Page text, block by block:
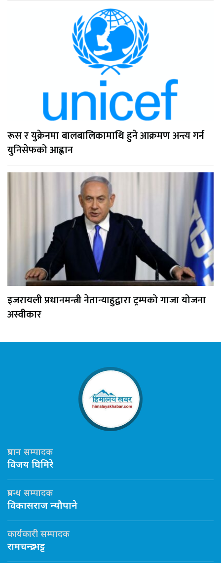
रूस र युक्रेनमा बालबालिकामाथि हुने आक्रमण अन्त्य गर्न
युनिसेफको आह्वान
इजरायली प्रधानमन्त्री नेतान्याहुद्वारा ट्रम्पको गाजा योजना
अस्वीकार
प्रधान सम्पादक
विजय घिमिरे
प्रबन्ध सम्पादक
विकासराज न्यौपाने
कार्यकारी सम्पादक
रामचन्द्र भट्ट